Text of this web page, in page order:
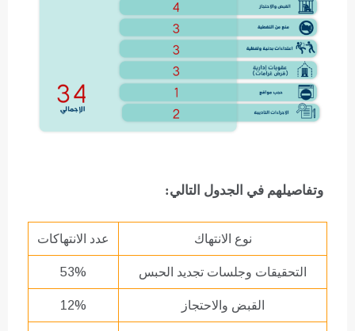
وتفاصيلهم في الجدول التالي:
نوع الانتهاك عدد الانتهاكات
التحقيقات وجلسات تجديد الحبس 53%
القبض والاحتجاز 12%